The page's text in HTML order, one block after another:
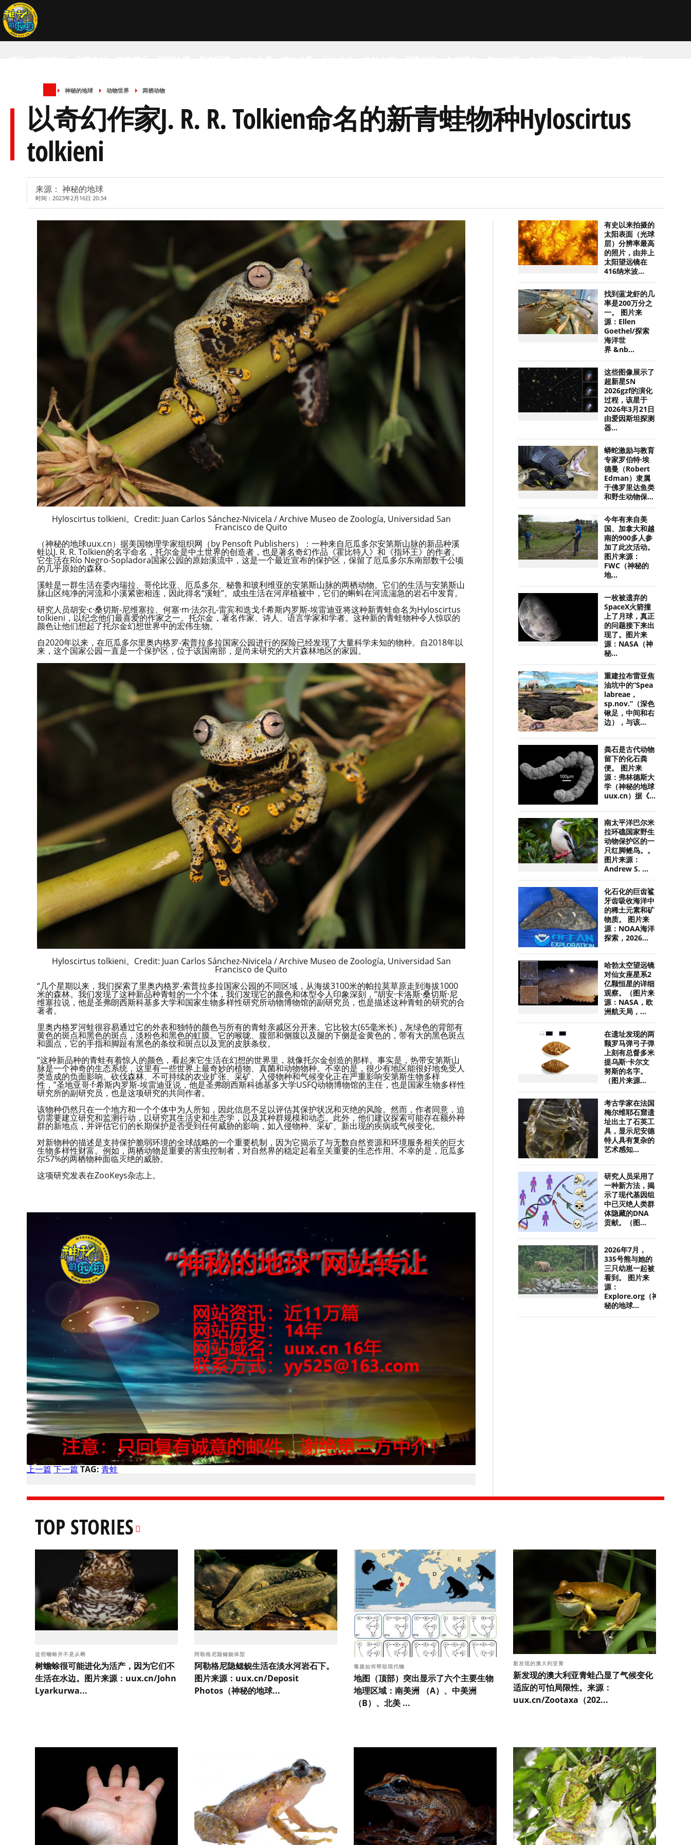
首页 科技新知 宇宙奥秘 航空航天 国家地理 历史军事 动物世界 植物世界 远古生物 未解之谜 探索发现 自然现象 考古发现 户外探险 桌面壁纸 环球趣闻
神秘的地球 动物世界 两栖动物
以奇幻作家J. R. R. Tolkien命名的新青蛙物种Hyloscirtus
tolkieni
来源： 神秘的地球
时间：2023年2月16日 20:34
Hyloscirtus tolkieni。Credit: Juan Carlos Sánchez-Nivicela / Archive Museo de Zoología, Universidad San
Francisco de Quito
（神秘的地球uux.cn）据美国物理学家组织网（by Pensoft Publishers）：一种来自厄瓜多尔安第斯山脉的新品种溪
蛙以J. R. R. Tolkien的名字命名，托尔金是中土世界的创造者，也是著名奇幻作品《霍比特人》和《指环王》的作者。
它生活在Río Negro-Sopladora国家公园的原始溪流中，这是一个最近宣布的保护区，保留了厄瓜多尔东南部数千公顷
的几乎原始的森林。
溪蛙是一群生活在委内瑞拉、哥伦比亚、厄瓜多尔、秘鲁和玻利维亚的安第斯山脉的两栖动物。它们的生活与安第斯山
脉山区纯净的河流和小溪紧密相连，因此得名“溪蛙”。成虫生活在河岸植被中，它们的蝌蚪在河流湍急的岩石中发育。
研究人员胡安·c·桑切斯-尼维塞拉、何塞·m·法尔孔-雷宾和迭戈·f·希斯内罗斯-埃雷迪亚将这种新青蛙命名为Hyloscirtus
tolkieni，以纪念他们最喜爱的作家之一。托尔金，著名作家、诗人、语言学家和学者。这种新的青蛙物种令人惊叹的
颜色让他们想起了托尔金幻想世界中的宏伟生物。
自2020年以来，在厄瓜多尔里奥内格罗-索普拉多拉国家公园进行的探险已经发现了大量科学未知的物种。自2018年以
来，这个国家公园一直是一个保护区，位于该国南部，是尚未研究的大片森林地区的家园。
Hyloscirtus tolkieni。Credit: Juan Carlos Sánchez-Nivicela / Archive Museo de Zoología, Universidad San
Francisco de Quito
“几个星期以来，我们探索了里奥内格罗-索普拉多拉国家公园的不同区域，从海拔3100米的帕拉莫草原走到海拔1000
米的森林。我们发现了这种新品种青蛙的一个个体，我们发现它的颜色和体型令人印象深刻，”胡安·卡洛斯·桑切斯·尼
维塞拉说，他是圣弗朗西斯科基多大学和国家生物多样性研究所动物博物馆的副研究员，也是描述这种青蛙的研究的合
著者。
里奥内格罗河蛙很容易通过它的外表和独特的颜色与所有的青蛙亲戚区分开来。它比较大(65毫米长)，灰绿色的背部有
黄色的斑点和黑色的斑点，淡粉色和黑色的虹膜。它的喉咙、腹部和侧腹以及腿的下侧是金黄色的，带有大的黑色斑点
和圆点，它的手指和脚趾有黑色的条纹和斑点以及宽的皮肤条纹。
“这种新品种的青蛙有着惊人的颜色，看起来它生活在幻想的世界里，就像托尔金创造的那样。事实是，热带安第斯山
脉是一个神奇的生态系统，这里有一些世界上最奇妙的植物、真菌和动物物种。不幸的是，很少有地区能很好地免受人
类造成的负面影响。砍伐森林、不可持续的农业扩张、采矿、入侵物种和气候变化正在严重影响安第斯生物多样
性，”圣地亚哥·f·希斯内罗斯-埃雷迪亚说，他是圣弗朗西斯科德基多大学USFQ动物博物馆的主任，也是国家生物多样性
研究所的副研究员，也是这项研究的共同作者。
该物种仍然只在一个地方和一个个体中为人所知，因此信息不足以评估其保护状况和灭绝的风险。然而，作者同意，迫
切需要建立研究和监测行动，以研究其生活史和生态学，以及其种群规模和动态。此外，他们建议探索可能存在额外种
群的新地点，并评估它们的长期保护是否受到任何威胁的影响，如入侵物种、采矿、新出现的疾病或气候变化。
对新物种的描述是支持保护脆弱环境的全球战略的一个重要机制，因为它揭示了与无数自然资源和环境服务相关的巨大
生物多样性财富。例如，两栖动物是重要的害虫控制者，对自然界的稳定起着至关重要的生态作用。不幸的是，厄瓜多
尔57%的两栖物种面临灭绝的威胁。
这项研究发表在ZooKeys杂志上。
上一篇 下一篇 TAG: 青蛙
有史以来拍摄的
太阳表面（光球
层）分辨率最高
的照片，由井上
太阳望远镜在
416纳米波...
找到蓝龙虾的几
率是200万分之
一。 图片来
源：Ellen
Goethel/探索
海洋世
界 &nb...
这些图像展示了
超新星SN
2026gzf的演化
过程，该星于
2026年3月21日
由爱因斯坦探测
器...
蟒蛇激励与教育
专家罗伯特·埃
德曼（Robert
Edman）隶属
于佛罗里达鱼类
和野生动物保...
今年有来自美
国、加拿大和越
南的900多人参
加了此次活动。
图片来源：
FWC（神秘的
地...
一枚被遗弃的
SpaceX火箭撞
上了月球，真正
的问题接下来出
现了。图片来
源：NASA（神
秘...
重建拉布雷亚焦
油坑中的“Spea
labreae，
sp.nov.”（深色
锹足，中间和右
边），与该...
粪石是古代动物
留下的化石粪
便。 图片来
源：弗林德斯大
学（神秘的地球
uux.cn）据《...
南太平洋巴尔米
拉环礁国家野生
动物保护区的一
只红脚鲣鸟。。
图片来源：
Andrew S. ...
化石化的巨齿鲨
牙齿吸收海洋中
的稀土元素和矿
物质。 图片来
源：NOAA海洋
探索，2026...
哈勃太空望远镜
对仙女座星系2
亿颗恒星的详细
观察。（图片来
源：NASA，欧
洲航天局，...
在遗址发现的两
颗罗马弹弓子弹
上刻有总督多米
提乌斯·卡尔文
努斯的名字。
（图片来源...
考古学家在法国
梅尔维耶石窟遗
址出土了石英工
具，显示尼安德
特人具有复杂的
艺术感知...
研究人员采用了
一种新方法，揭
示了现代基因组
中已灭绝人类群
体隐藏的DNA
贡献。（图...
2026年7月，
335号熊与她的
三只幼崽一起被
看到。 图片来
源：
Explore.org（神
秘的地球...
TOP STORIES
这些蟾蜍并不是从蝌
树蟾蜍很可能进化为活产，因为它们不
生活在水边。图片来源：uux.cn/John
Lyarkurwa...
阿勒格尼隐鳃鲵体型
阿勒格尼隐鳃鲵生活在淡水河岩石下。
图片来源：uux.cn/Deposit
Photos（神秘的地球...
毒腺如何帮助现代蟾
地图（顶部）突出显示了六个主要生物
地理区域：南美洲 （A）、中美洲
（B）、北美 ...
新发现的澳大利亚青
新发现的澳大利亚青蛙凸显了气候变化
适应的可怕局限性。来源：
uux.cn/Zootaxa（202...